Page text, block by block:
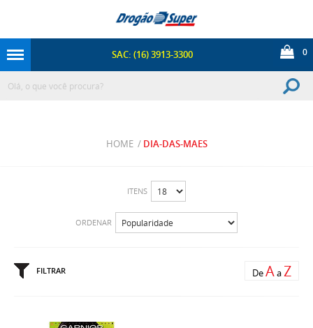
SAC: (16) 3913-3300 0
HOME/ DIA-DAS-MAES
ITENS
ORDENAR
FILTRAR DeAaZ